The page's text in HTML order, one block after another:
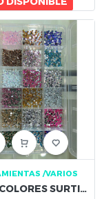
/VARIOS
CristaL COLORES SURTIDOS